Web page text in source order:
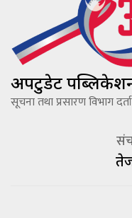
अपटुडेट पब्लिकेशन
सूचना तथा प्रसारण विभाग